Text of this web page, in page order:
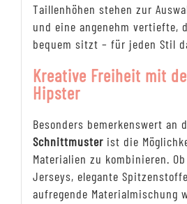
Taillenhöhen stehen zur
und eine angenehm vertiefte,
bequem sitzt – für jeden Stil
Kreative Freiheit mit
Hipster
Besonders bemerkenswert an
Schnittmusterist die
Materialien zu kombinieren.
Jerseys, elegante
aufregende Materialmischung